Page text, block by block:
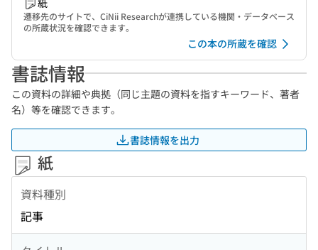
紙
遷移先のサイトで、CiNii Researchが連携している機関・データベース
の所蔵状況を確認できます。
この本の所蔵を確認
書誌情報
この資料の詳細や典拠（同じ主題の資料を指すキーワード、著者
名）等を確認できます。
書誌情報を出力
紙
資料種別
記事